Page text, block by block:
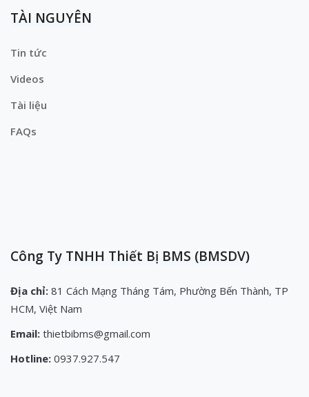
TÀI NGUYÊN
Tin tức
Videos
Tài liệu
FAQs
Công Ty TNHH Thiết Bị BMS (BMSDV)
Địa chỉ: 81 Cách Mạng Tháng Tám, Phường Bến Thành, TP
HCM, Việt Nam
Email: thietbibms@gmail.com
Hotline: 0937.927.547